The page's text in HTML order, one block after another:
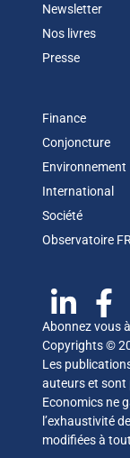
Newsletter
Nos livres
Presse
Finance
Conjoncture
Environnement
International
Société
Observatoire
Abonnez vous
Copyrights ©
Les
auteurs et sont
Economics ne
l’exhaustivité
modifiées à